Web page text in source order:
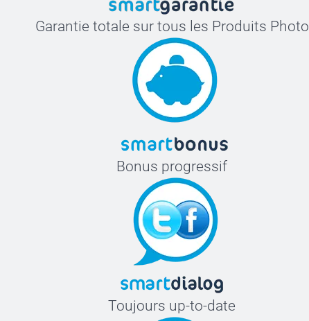
Garantie totale sur tous les Produits Photo
Bonus progressif
Toujours up-to-date